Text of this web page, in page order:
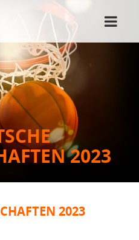
2023
2023